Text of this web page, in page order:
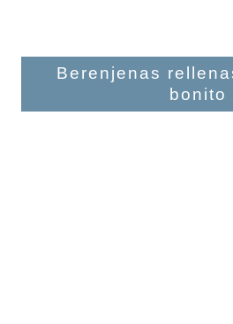
Berenjenas
bonito